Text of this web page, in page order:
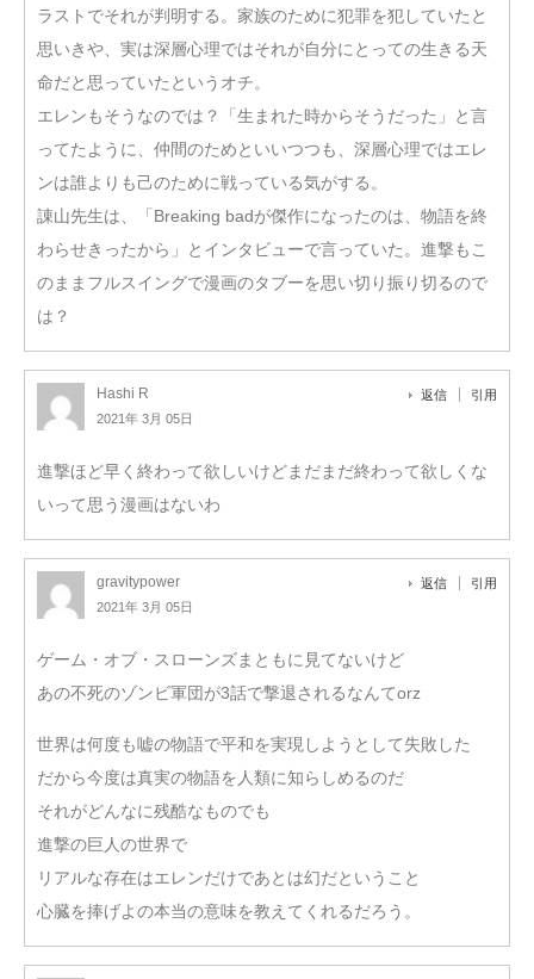
ラストでそれが判明する。家族のために犯罪を犯していたと
思いきや、実は深層心理ではそれが自分にとっての生きる天
命だと思っていたというオチ。
エレンもそうなのでは？「生まれた時からそうだった」と言
ってたように、仲間のためといいつつも、深層心理ではエレ
ンは誰よりも己のために戦っている気がする。
諌山先生は、「Breaking badが傑作になったのは、物語を終
わらせきったから」とインタビューで言っていた。進撃もこ
のままフルスイングで漫画のタブーを思い切り振り切るので
は？
Hashi R
2021年 3月 05日
返信 引用
進撃ほど早く終わって欲しいけどまだまだ終わって欲しくな
いって思う漫画はないわ
gravitypower
2021年 3月 05日
返信 引用
ゲーム・オブ・スローンズまともに見てないけど
あの不死のゾンビ軍団が3話で撃退されるなんてorz
世界は何度も嘘の物語で平和を実現しようとして失敗した
だから今度は真実の物語を人類に知らしめるのだ
それがどんなに残酷なものでも
進撃の巨人の世界で
リアルな存在はエレンだけであとは幻だということ
心臓を捧げよの本当の意味を教えてくれるだろう。